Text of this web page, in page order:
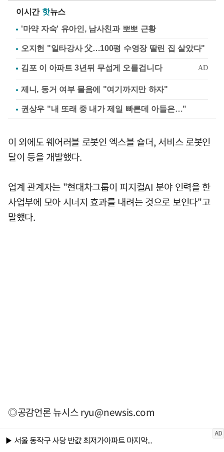
이시간 핫뉴스
'마약 자숙' 유아인, 남사친과 뽀뽀 근황
오지헌 "일타강사 父…100평 수영장 딸린 집 살았다"
제니, 동거 여부 물음에 "여기까지만 하자"
권상우 "내 또래 중 내가 제일 빠른데 아들은…"
이 외에도 웨어러블 로봇인 엑스블 숄더, 서비스 로봇인
달이 등을 개발했다.
업계 관계자는 "현대차그룹이 피지컬AI 분야 인력을 한
사업부에 모아 시너지 효과를 내려는 것으로 보인다"고
말했다.
◎공감언론 뉴시스ryu@newsis.com